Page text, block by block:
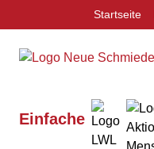
Startseite
Einfache